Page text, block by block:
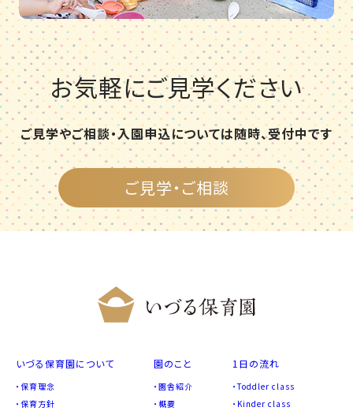
お気軽にご見学ください
ご見学やご相談・入園申込については随時、受付中です
ご見学・ご相談
いづる保育園について
保育理念
保育方針
園のこと
園舎紹介
概要
1日の流れ
Toddler class
Kinder class